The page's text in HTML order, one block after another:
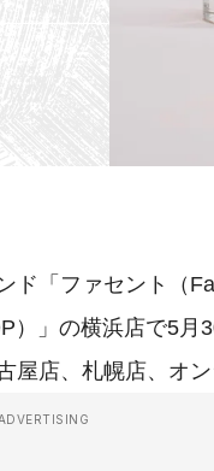
「ファセント（
）」の横浜店で5月
店、札幌店、オ